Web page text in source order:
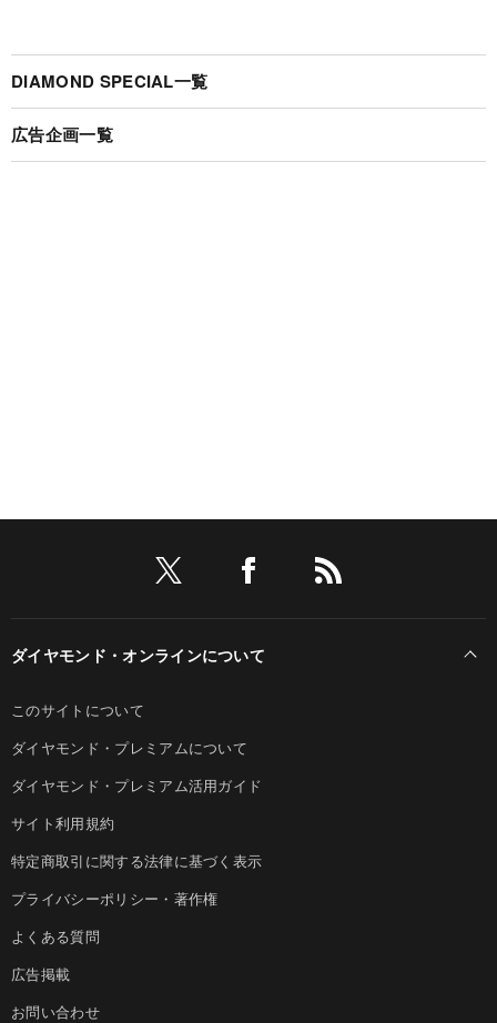
DIAMOND SPECIAL一覧
広告企画一覧
ダイヤモンド・オンラインについて
このサイトについて
ダイヤモンド・プレミアムについて
ダイヤモンド・プレミアム活用ガイド
サイト利用規約
特定商取引に関する法律に基づく表示
プライバシーポリシー・著作権
よくある質問
広告掲載
お問い合わせ